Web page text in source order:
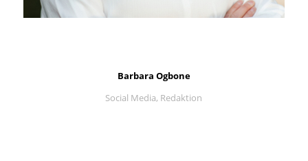
Barbara Ogbone
Social Media, Redaktion